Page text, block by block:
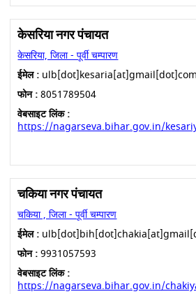
केसरिया नगर पंचायत
केसरिया, जिला - पूर्वी चम्पारण
ईमेल : ulb[dot]kesaria[at]gmail[dot]com
फोन :8051789504
वेबसाइट लिंक :
https://nagarseva.bihar.gov.in/
चकिया नगर पंचायत
चकिया , जिला - पूर्वी चम्पारण
ईमेल :
फोन :9931057593
वेबसाइट लिंक :
https://nagarseva.bihar.gov.in/